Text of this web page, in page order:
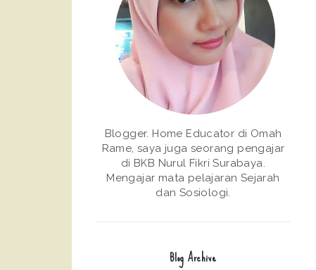
Blogger. Home Educator di Omah
Rame, saya juga seorang pengajar
di BKB Nurul Fikri Surabaya.
Mengajar mata pelajaran Sejarah
dan Sosiologi.
Blog Archive